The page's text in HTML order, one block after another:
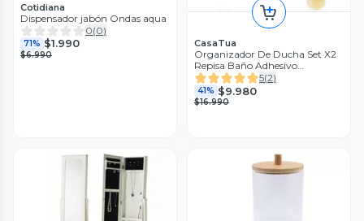
Cotidiana
Dispensador jabón Ondas aqua
0(0)
71% $1.990
$6.990
CasaTua
Organizador De Ducha Set X2
Repisa Baño Adhesivo
Inoxidable Grey Black Gris
Oscuro
5(2)
41% $9.980
$16.990